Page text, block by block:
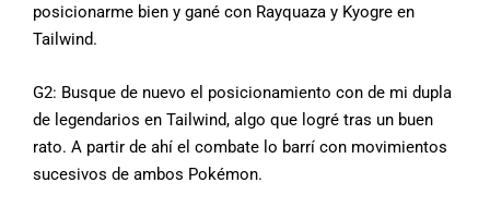
posicionarme bien y gané con Rayquaza y Kyogre en
Tailwind.
G2: Busque de nuevo el posicionamiento con de mi dupla
de legendarios en Tailwind, algo que logré tras un buen
rato. A partir de ahí el combate lo barrí con movimientos
sucesivos de ambos Pokémon.